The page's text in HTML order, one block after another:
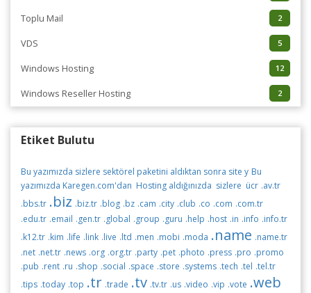
2
Toplu Mail
5
VDS
12
Windows Hosting
2
Windows Reseller Hosting
Etiket Bulutu
Bu yazımızda sizlere sektörel paketini aldıktan sonra site y Bu
yazımızda Karegen.com'dan Hosting aldığınızda sizlere ücr .av.tr
.bbs.tr .biz .biz.tr .blog .bz .cam .city .club .co .com .com.tr
.edu.tr .email .gen.tr .global .group .guru .help .host .in .info .info.tr
.k12.tr .kim .life .link .live .ltd .men .mobi .moda .name .name.tr
.net .net.tr .news .org .org.tr .party .pet .photo .press .pro .promo
.pub .rent .ru .shop .social .space .store .systems .tech .tel .tel.tr
.tips .today .top .tr .trade .tv .tv.tr .us .video .vip .vote .web